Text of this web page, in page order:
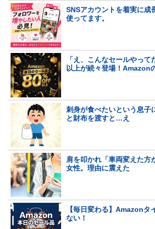
SNSアカウントを着実に成
使ってます。
「え、こんなセールやっ
以上が続々登場！Amazon
刺身が食べたいという息子
と財布を渡すと…え
肩を叩かれ「車両変えた方
女性。理由に震えた
【毎日変わる】Amazonタ
ない！